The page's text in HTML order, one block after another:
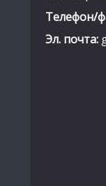
Телефон/
Эл. почта: